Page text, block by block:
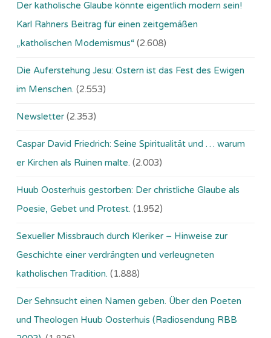
Der katholische Glaube könnte eigentlich modern sein!
Karl Rahners Beitrag für einen zeitgemäßen
„katholischen Modernismus“ (2.608)
Die Auferstehung Jesu: Ostern ist das Fest des Ewigen
im Menschen. (2.553)
Newsletter (2.353)
Caspar David Friedrich: Seine Spiritualität und … warum
er Kirchen als Ruinen malte. (2.003)
Huub Oosterhuis gestorben: Der christliche Glaube als
Poesie, Gebet und Protest. (1.952)
Sexueller Missbrauch durch Kleriker – Hinweise zur
Geschichte einer verdrängten und verleugneten
katholischen Tradition. (1.888)
Der Sehnsucht einen Namen geben. Über den Poeten
und Theologen Huub Oosterhuis (Ra­dio­sen­dung RBB